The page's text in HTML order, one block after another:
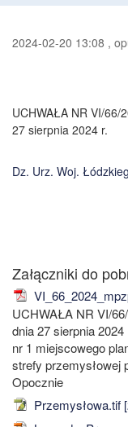
2024-02-20 13:08 ,
UCHWAŁA NR VI/66/
27 sierpnia 2024 r.
Dz. Urz. Woj.
Załączniki do
UCHWAŁA NR VI/
dnia 27 sierpnia
nr 1 miejscowego
strefy przemysłowej
Opocznie
Przemysłowa.tif